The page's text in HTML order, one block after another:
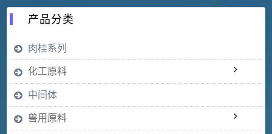
产品分类
肉桂系列
化工原料
中间体
兽用原料